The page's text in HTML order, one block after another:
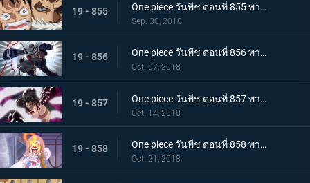
19 - 855 One piece วันพีช ตอนที่ 855 พากย์ไทย ศึกตัดสินที่เดิมพันด้วยชีวิต คาตาคุริเริ่มเกรี้ยวกราด!
Sep. 30, 2018
19 - 856 One piece วันพีช ตอนที่ 856 พากย์ไทย ความลับต้องห้าม! เมริเอนด้าของคาตาคุริ!
Oct. 07, 2018
19 - 857 One piece วันพีช ตอนที่ 857 พากย์ไทย การโต้กลับของลูฟี่! จุดอ่อนของคาตาคุริผู้ไร้เทียมทาน
Oct. 14, 2018
19 - 858 One piece วันพีช ตอนที่ 858 พากย์ไทย เข้าตาจนอีกครั้ง! เกียร์ 4 vs โดนัทไร้เทียมทาน!
Oct. 21, 2018